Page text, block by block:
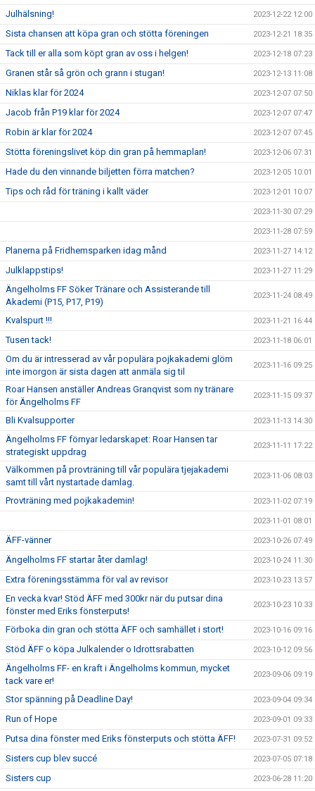
Julhälsning! 2023-12-22 12:00
Sista chansen att köpa gran och stötta föreningen 2023-12-21 18:35
Tack till er alla som köpt gran av oss i helgen! 2023-12-18 07:23
Granen står så grön och grann i stugan! 2023-12-13 11:08
Niklas klar för 2024 2023-12-07 07:50
Jacob från P19 klar för 2024 2023-12-07 07:47
Robin är klar för 2024 2023-12-07 07:45
Stötta föreningslivet köp din gran på hemmaplan! 2023-12-06 07:31
Hade du den vinnande biljetten förra matchen? 2023-12-05 10:01
Tips och råd för träning i kallt väder 2023-12-01 10:07
2023-11-30 07:29
2023-11-28 07:59
Planerna på Fridhemsparken idag månd 2023-11-27 14:12
Julklappstips! 2023-11-27 11:29
Ängelholms FF Söker Tränare och Assisterande till
Akademi (P15, P17, P19)
2023-11-24 08:49
Kvalspurt !!! 2023-11-21 16:44
Tusen tack! 2023-11-18 06:01
Om du är intresserad av vår populära pojkakademi glöm
inte imorgon är sista dagen att anmäla sig til
2023-11-16 09:25
Roar Hansen anställer Andreas Granqvist som ny tränare
för Ängelholms FF
2023-11-15 09:37
Bli Kvalsupporter 2023-11-13 14:30
Ängelholms FF förnyar ledarskapet: Roar Hansen tar
strategiskt uppdrag
2023-11-11 17:22
Välkommen på provträning till vår populära tjejakademi
samt till vårt nystartade damlag.
2023-11-06 08:03
Provträning med pojkakademin! 2023-11-02 07:19
2023-11-01 08:01
ÄFF-vänner 2023-10-26 07:49
Ängelholms FF startar åter damlag! 2023-10-24 11:30
Extra föreningsstämma för val av revisor 2023-10-23 13:57
En vecka kvar! Stöd ÄFF med 300kr när du putsar dina
fönster med Eriks fönsterputs!
2023-10-23 10:33
Förboka din gran och stötta ÄFF och samhället i stort! 2023-10-16 09:16
Stöd ÄFF o köpa Julkalender o Idrottsrabatten 2023-10-12 09:56
Ängelholms FF- en kraft i Ängelholms kommun, mycket
tack vare er!
2023-09-06 09:19
Stor spänning på Deadline Day! 2023-09-04 09:34
Run of Hope 2023-09-01 09:33
Putsa dina fönster med Eriks fönsterputs och stötta ÄFF! 2023-07-31 09:52
Sisters cup blev succé 2023-07-05 07:18
Sisters cup 2023-06-28 11:20